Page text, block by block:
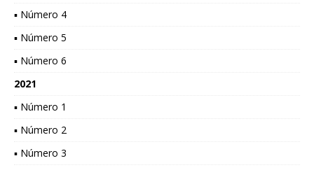
▪ Número 4
▪ Número 5
▪ Número 6
2021
▪ Número 1
▪ Número 2
▪ Número 3